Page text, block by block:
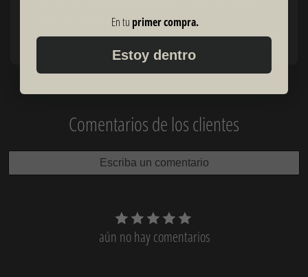
puede ser simple y eficiente.
Comentarios de los clientes
Escriba un comentario
aún no hay comentarios
En tu primer compra.
Estoy dentro